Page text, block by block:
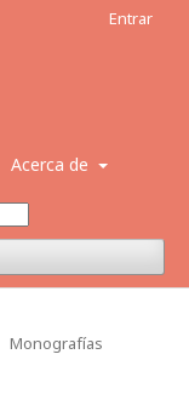
Acerca de
Entrar
Monografías